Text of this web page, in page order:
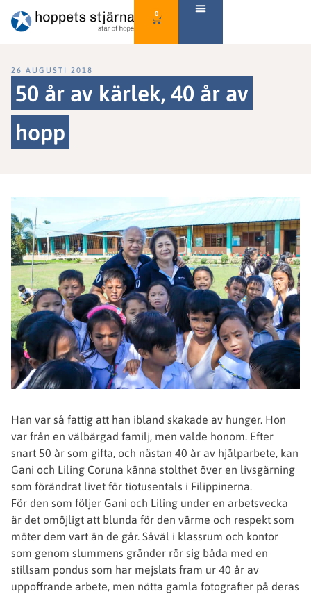
0
26 AUGUSTI 2018
50 år av kärlek, 40 år av
hopp
Han var så fattig att han ibland skakade av hunger. Hon
var från en välbärgad familj, men valde honom. Efter
snart 50 år som gifta, och nästan 40 år av hjälparbete, kan
Gani och Liling Coruna känna stolthet över en livsgärning
som förändrat livet för tiotusentals i Filippinerna.
För den som följer Gani och Liling under en arbetsvecka
är det omöjligt att blunda för den värme och respekt som
möter dem vart än de går. Såväl i klassrum och kontor
som genom slummens gränder rör sig båda med en
stillsam pondus som har mejslats fram ur 40 år av
uppoffrande arbete, men nötta gamla fotografier på deras